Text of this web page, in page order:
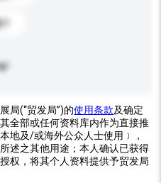
局(“贸发局”)的使用条款及确定
全部或任何资料库内作为直接推
地及/或海外公众人士使用﹞，
述之其他用途；本人确认已获得
权，将其个人资料提供予贸发局